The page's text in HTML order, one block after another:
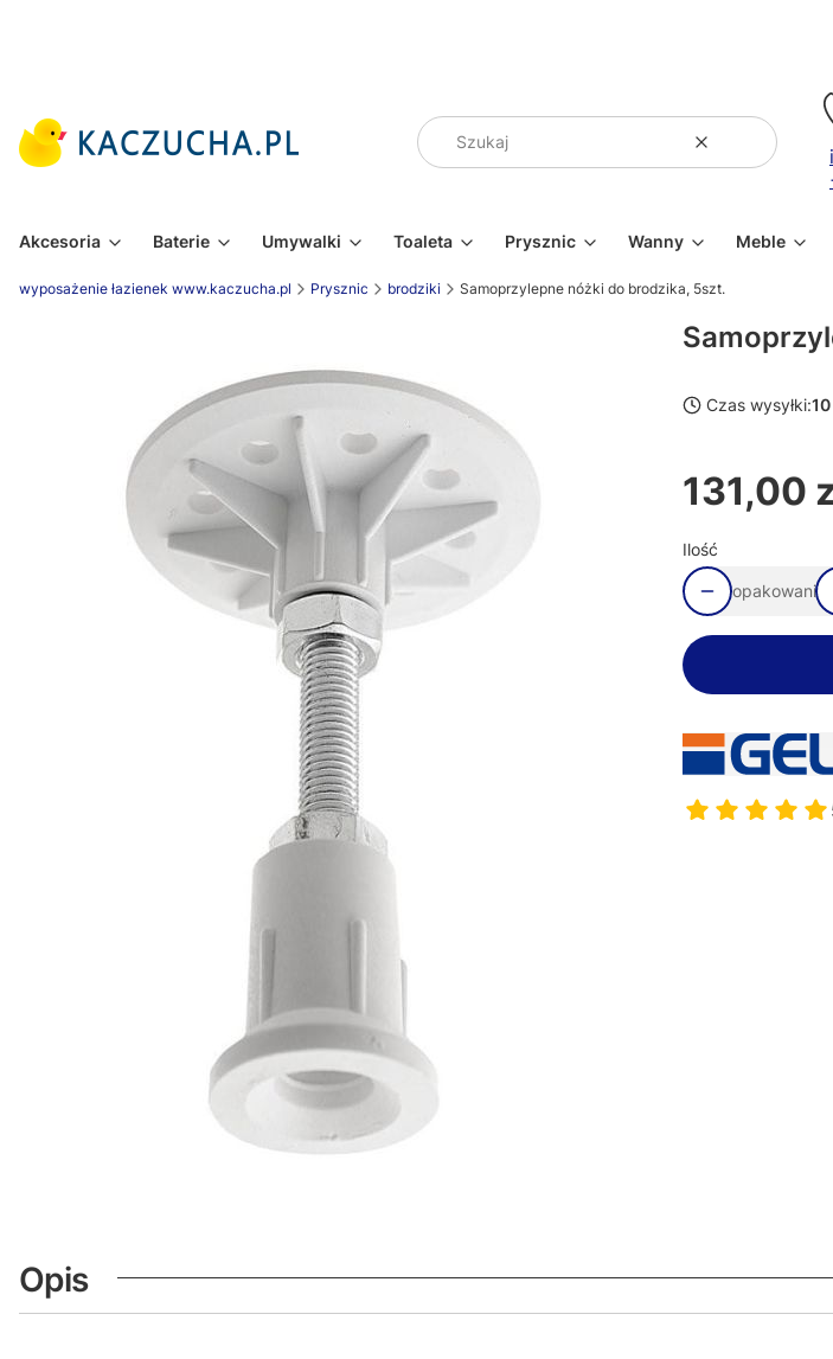
WyczyśćSzukaj
Akcesoria Baterie Umywalki Toaleta Prysznic Wanny Meble
wyposażenie łazienek www.kaczucha.pl Prysznic brodziki Samoprzylepne nóżki do brodzika, 5szt.
Czas wysyłki:
Cena
131,00
Ilość
opakowanie
Opis